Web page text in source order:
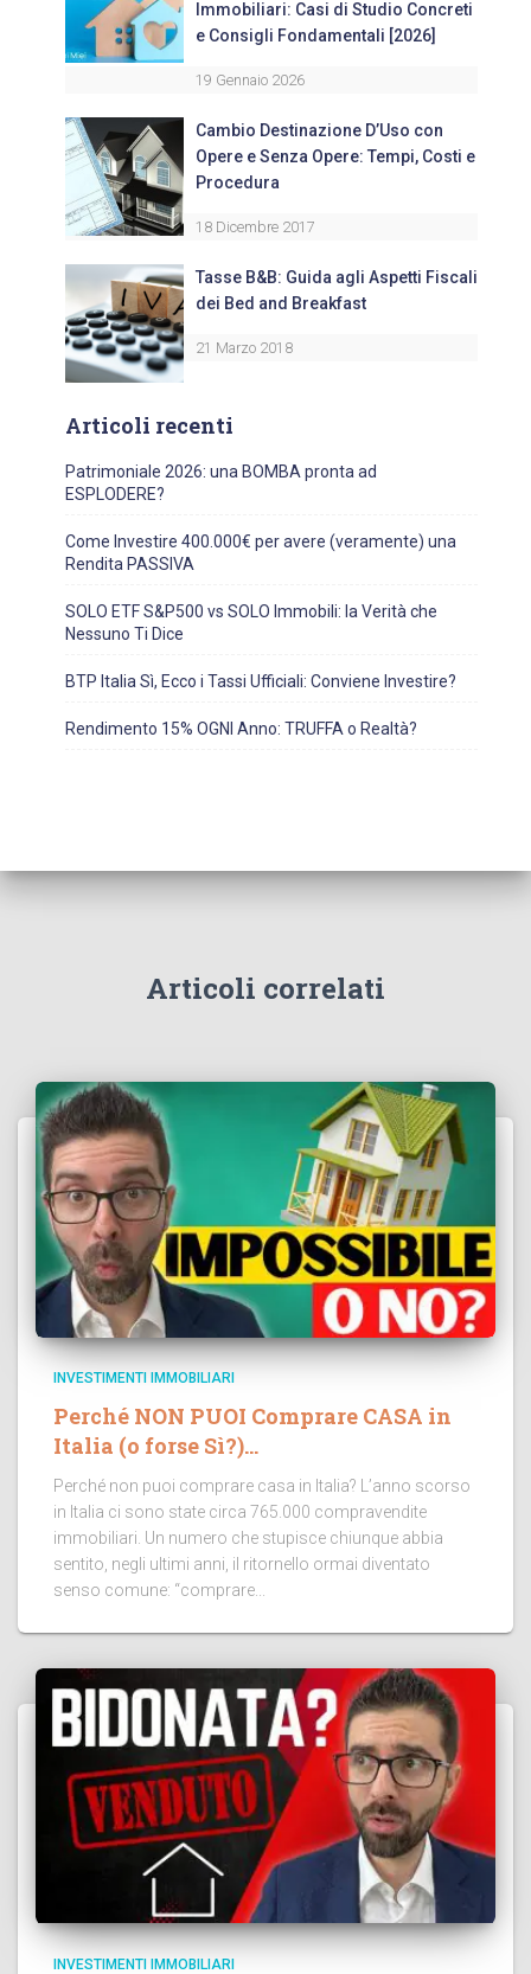
Immobiliari: Casi di Studio Concreti
e Consigli Fondamentali [2026]
19 Gennaio 2026
Cambio Destinazione D’Uso con
Opere e Senza Opere: Tempi, Costi e
Procedura
18 Dicembre 2017
Tasse B&B: Guida agli Aspetti Fiscali
dei Bed and Breakfast
21 Marzo 2018
Articoli recenti
Patrimoniale 2026: una BOMBA pronta ad
ESPLODERE?
Come Investire 400.000€ per avere (veramente) una
Rendita PASSIVA
SOLO ETF S&P500 vs SOLO Immobili: la Verità che
Nessuno Ti Dice
BTP Italia Sì, Ecco i Tassi Ufficiali: Conviene Investire?
Rendimento 15% OGNI Anno: TRUFFA o Realtà?
Articoli correlati
INVESTIMENTI IMMOBILIARI
Perché NON PUOI Comprare CASA in
Italia (o forse Sì?)…
Perché non puoi comprare casa in Italia? L’anno scorso
in Italia ci sono state circa 765.000 compravendite
immobiliari. Un numero che stupisce chiunque abbia
sentito, negli ultimi anni, il ritornello ormai diventato
senso comune: “comprare...
INVESTIMENTI IMMOBILIARI